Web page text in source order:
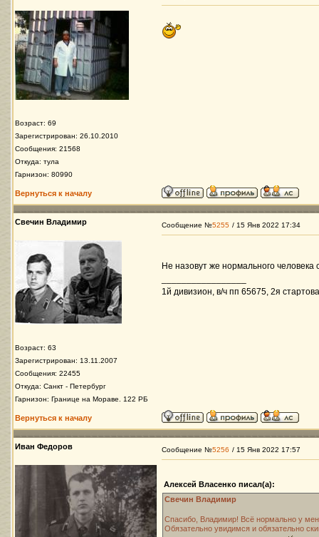
Возраст: 69
Зарегистрирован: 26.10.2010
Сообщения: 21568
Откуда: тула
Гарнизон: 80990
Вернуться к началу
Свечин Владимир
Возраст: 63
Зарегистрирован: 13.11.2007
Сообщения: 22455
Откуда: Санкт - Петербург
Гарнизон: Границе на Мораве. 122 РБ
Сообщение №5255 / 15 Янв 2022 17:34
Не назовут же нормального человека
1й дивизион, в/ч пп 65675, 2я
Вернуться к началу
Иван Федоров Сообщение №5256 / 15 Янв 2022 17:57
Алексей Власенко писал(а):
Свечин Владимир
Спасибо, Владимир! Всё нормально у
Обязательно увидимся и обязательно